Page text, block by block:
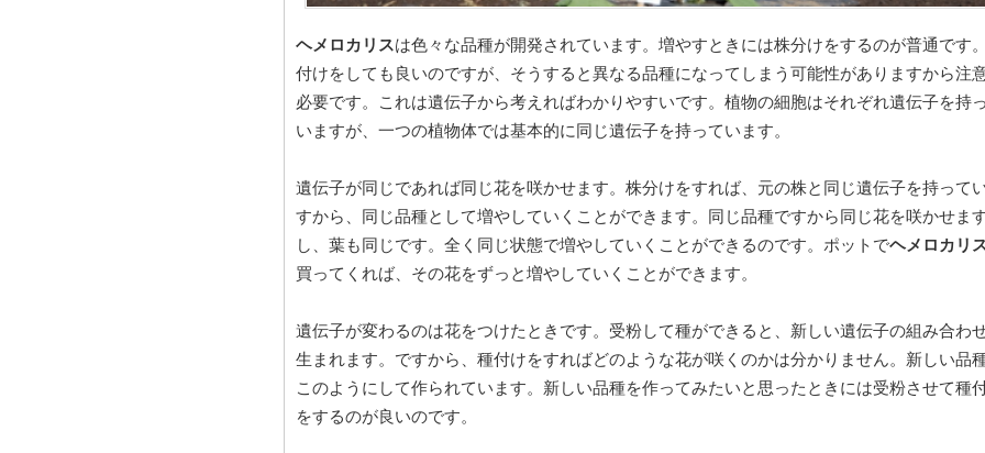
ヘメロカリスは色々な品種が開発されています。増やすときには株分けをするのが普通です
付けをしても良いのですが、そうすると異なる品種になってしまう可能性がありますから注
必要です。これは遺伝子から考えればわかりやすいです。植物の細胞はそれぞれ遺伝子を持
いますが、一つの植物体では基本的に同じ遺伝子を持っています。
遺伝子が同じであれば同じ花を咲かせます。株分けをすれば、元の株と同じ遺伝子を持って
すから、同じ品種として増やしていくことができます。同じ品種ですから同じ花を咲かせま
し、葉も同じです。全く同じ状態で増やしていくことができるのです。ポットでヘメロカリ
買ってくれば、その花をずっと増やしていくことができます。
遺伝子が変わるのは花をつけたときです。受粉して種ができると、新しい遺伝子の組み合わ
生まれます。ですから、種付けをすればどのような花が咲くのかは分かりません。新しい品
このようにして作られています。新しい品種を作ってみたいと思ったときには受粉させて種
をするのが良いのです。